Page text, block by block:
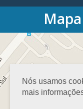
Nós usamos
mais
HOME
O
Conselho